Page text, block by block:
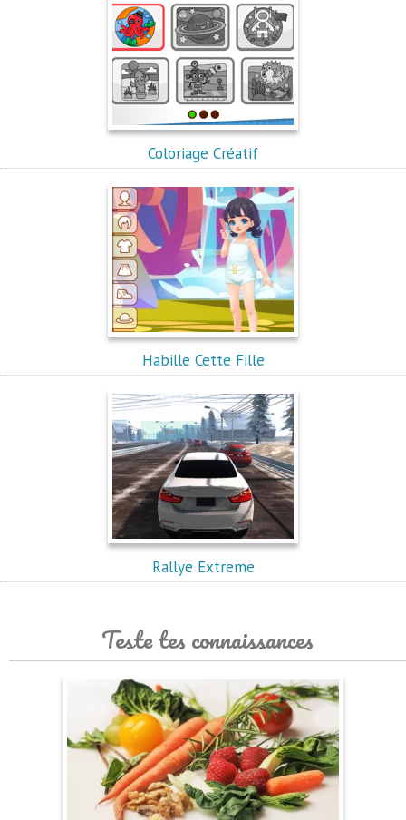
Coloriage Créatif
Habille Cette Fille
Rallye Extreme
Teste tes connaissances